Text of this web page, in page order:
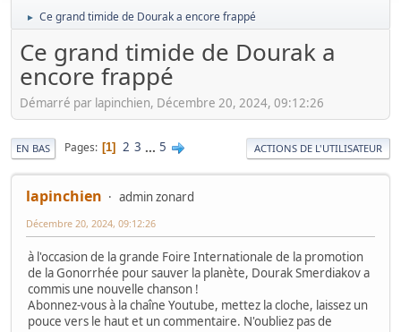
► Ce grand timide de Dourak a encore frappé
Ce grand timide de Dourak a
encore frappé
Démarré par lapinchien, Décembre 20, 2024, 09:12:26
EN BAS Pages 1 2 3 ... 5 ACTIONS DE L'UTILISATEUR
lapinchien admin zonard
Décembre 20, 2024, 09:12:26
à l'occasion de la grande Foire Internationale de la promotion
de la Gonorrhée pour sauver la planète, Dourak Smerdiakov a
commis une nouvelle chanson !
Abonnez-vous à la chaîne Youtube, mettez la cloche, laissez un
pouce vers le haut et un commentaire. N'oubliez pas de